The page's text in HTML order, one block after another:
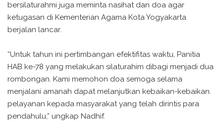
bersilaturahmi juga meminta nasihat dan doa agar
ketugasan di Kementerian Agama Kota Yogyakarta
berjalan lancar.
“Untuk tahun ini pertimbangan efektifitas waktu, Panitia
HAB ke-78 yang melakukan silaturahim dibagi menjadi dua
rombongan. Kami memohon doa semoga selama
menjalani amanah dapat melanjutkan kebaikan-kebaikan.
pelayanan kepada masyarakat yang telah dirintis para
pendahulu,” ungkap Nadhif.